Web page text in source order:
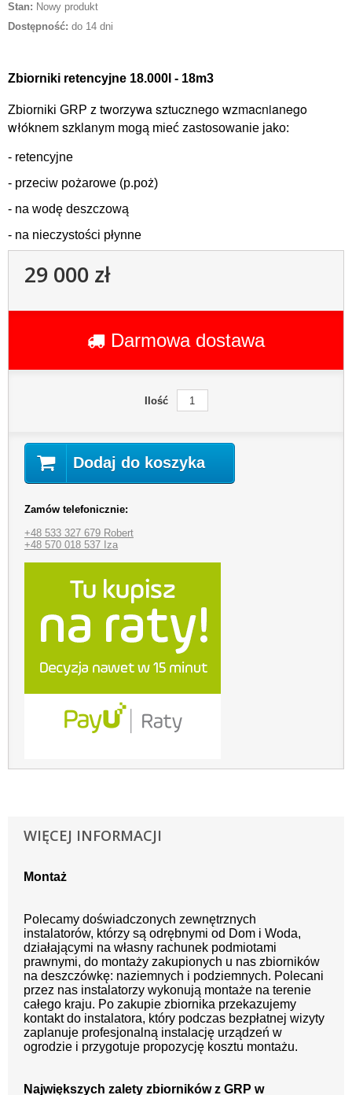
Stan: Nowy produkt
Dostępność: do 14 dni
Zbiorniki retencyjne 18.000l - 18m3
Zbiorniki GRP z tworzywa sztucznego wzmacnianego
włóknem szklanym mogą mieć zastosowanie jako:
- retencyjne
- przeciw pożarowe (p.poż)
- na wodę deszczową
- na nieczystości płynne
29 000 zł
Darmowa dostawa
Ilość
Dodaj do koszyka
Zamów telefonicznie:
+48 533 327 679 Robert
+48 570 018 537 Iza
WIĘCEJ INFORMACJI
Montaż
Polecamy doświadczonych zewnętrznych
instalatorów, którzy są odrębnymi od Dom i Woda,
działającymi na własny rachunek podmiotami
prawnymi, do montaży zakupionych u nas zbiorników
na deszczówkę: naziemnych i podziemnych. Polecani
przez nas instalatorzy wykonują montaże na terenie
całego kraju. Po zakupie zbiornika przekazujemy
kontakt do instalatora, który podczas bezpłatnej wizyty
zaplanuje profesjonalną instalację urządzeń w
ogrodzie i przygotuje propozycję kosztu montażu.
Największych zalety zbiorników z GRP w